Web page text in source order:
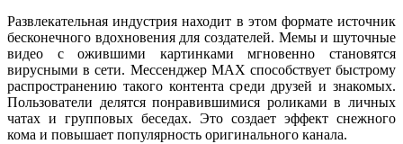
Развлекательная индустрия находит в этом формате источник
бесконечного вдохновения для создателей. Мемы и шуточные
видео с ожившими картинками мгновенно становятся
вирусными в сети. Мессенджер MAX способствует быстрому
распространению такого контента среди друзей и знакомых.
Пользователи делятся понравившимися роликами в личных
чатах и групповых беседах. Это создает эффект снежного
кома и повышает популярность оригинального канала.